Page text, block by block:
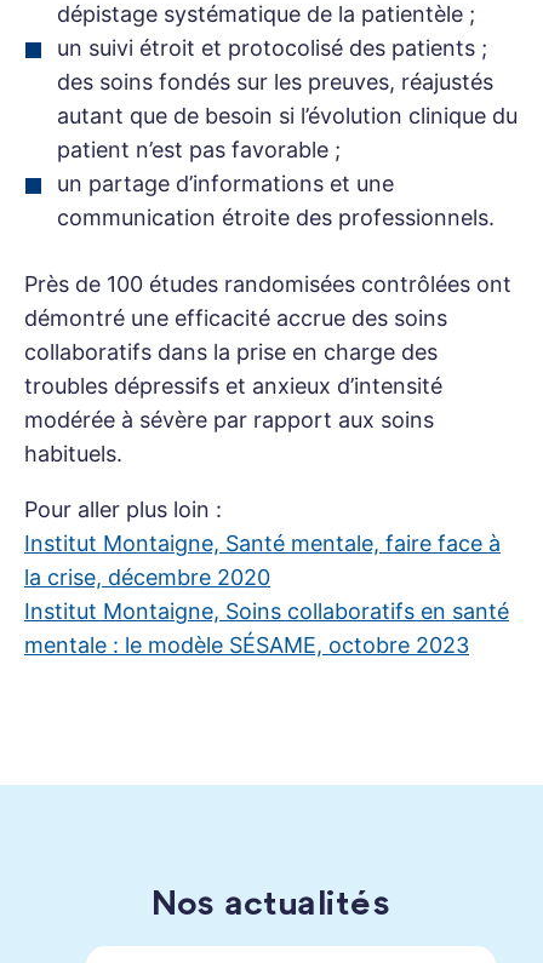
dépistage systématique de la patientèle ;
un suivi étroit et protocolisé des patients ;
des soins fondés sur les preuves, réajustés
autant que de besoin si l’évolution clinique du
patient n’est pas favorable ;
un partage d’informations et une
communication étroite des professionnels.
Près de 100 études randomisées contrôlées ont
démontré une efficacité accrue des soins
collaboratifs dans la prise en charge des
troubles dépressifs et anxieux d’intensité
modérée à sévère par rapport aux soins
habituels.
Pour aller plus loin :
Institut Montaigne, Santé mentale, faire face à
la crise, décembre 2020
Institut Montaigne, Soins collaboratifs en santé
mentale : le modèle SÉSAME, octobre 2023
Nos actualités